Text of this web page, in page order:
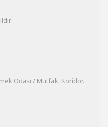
Odası / Mutfak. Koridor.